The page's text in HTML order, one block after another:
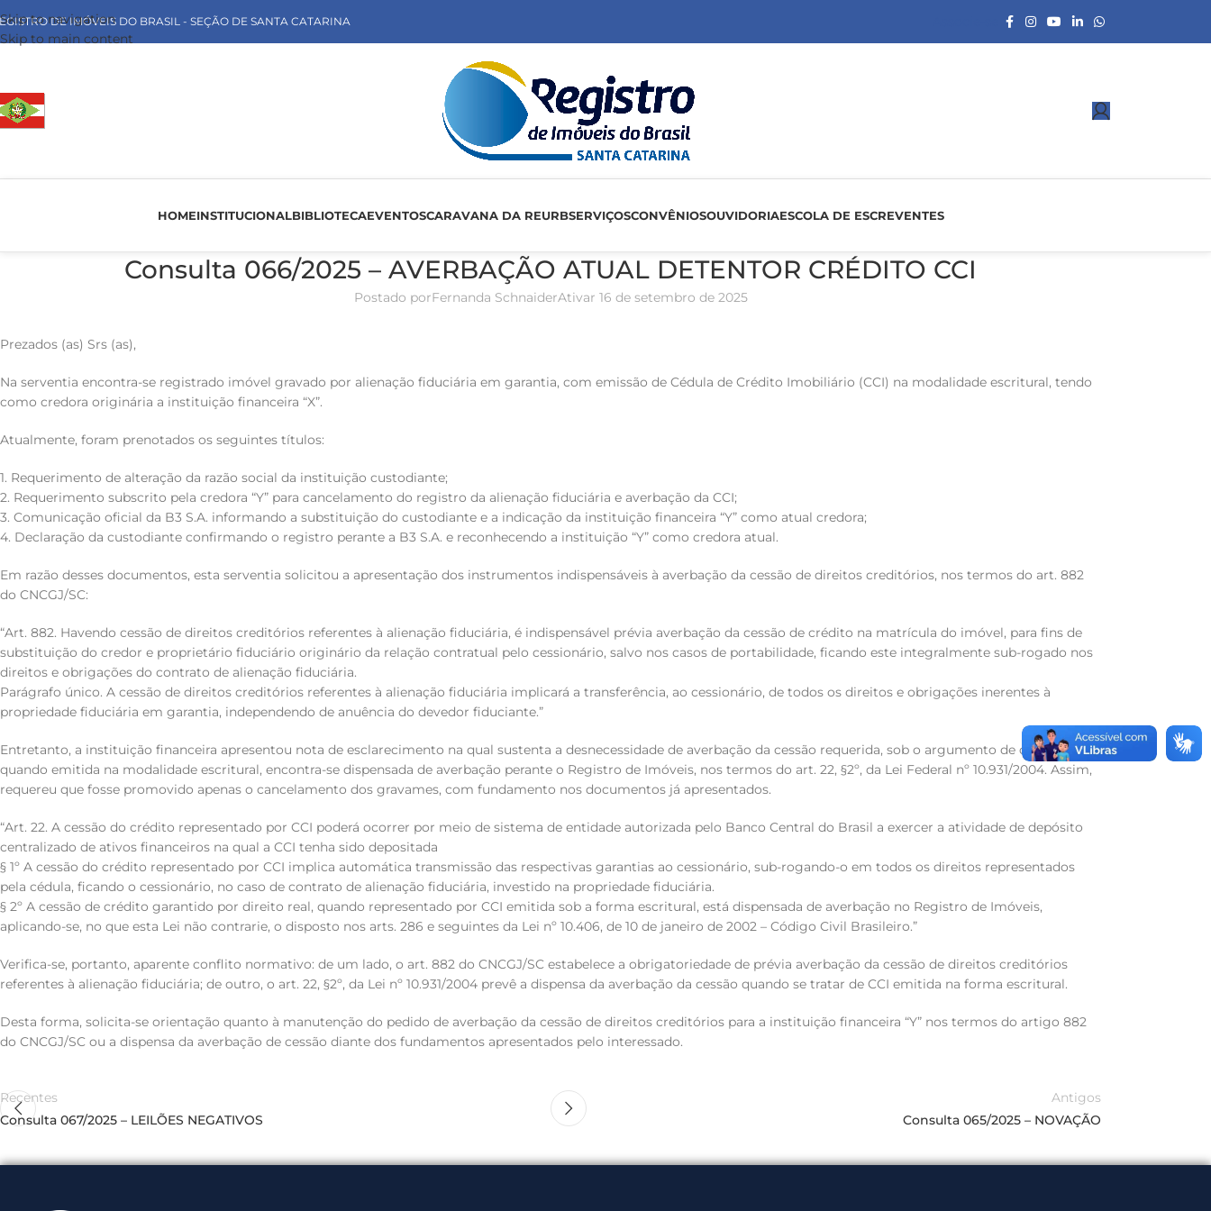
Skip to navigation
Skip to main content
DE IMÓVEIS DO BRASIL - SEÇÃO DE SANTA CATARINA
HOMEINSTITUCIONALBIBLIOTECAEVENTOSCARAVANA DA REURBSERVIÇOSCONVÊNIOSOUVIDORIAESCOLA DE ESCREVENTES
Consulta 066/2025 – AVERBAÇÃO ATUAL DETENTOR CRÉDITO CCI
Postado porFernanda SchnaiderAtivar 16 de setembro de 2025
Prezados (as) Srs (as),
Na serventia encontra-se registrado imóvel gravado por alienação fiduciária em garantia, com emissão de Cédula de Crédito Imobiliário (CCI) na modalidade escritural, tendo
como credora originária a instituição financeira “X”.
Atualmente, foram prenotados os seguintes títulos:
1. Requerimento de alteração da razão social da instituição custodiante;
2. Requerimento subscrito pela credora “Y” para cancelamento do registro da alienação fiduciária e averbação da CCI;
3. Comunicação oficial da B3 S.A. informando a substituição do custodiante e a indicação da instituição financeira “Y” como atual credora;
4. Declaração da custodiante confirmando o registro perante a B3 S.A. e reconhecendo a instituição “Y” como credora atual.
Em razão desses documentos, esta serventia solicitou a apresentação dos instrumentos indispensáveis à averbação da cessão de direitos creditórios, nos termos do art. 882
do CNCGJ/SC:
“Art. 882. Havendo cessão de direitos creditórios referentes à alienação fiduciária, é indispensável prévia averbação da cessão de crédito na matrícula do imóvel, para fins de
substituição do credor e proprietário fiduciário originário da relação contratual pelo cessionário, salvo nos casos de portabilidade, ficando este integralmente sub-rogado nos
direitos e obrigações do contrato de alienação fiduciária.
Parágrafo único. A cessão de direitos creditórios referentes à alienação fiduciária implicará a transferência, ao cessionário, de todos os direitos e obrigações inerentes à
propriedade fiduciária em garantia, independendo de anuência do devedor fiduciante.”
Entretanto, a instituição financeira apresentou nota de esclarecimento na qual sustenta a desnecessidade de averbação da cessão requerida, sob o argumento de que a CCI,
quando emitida na modalidade escritural, encontra-se dispensada de averbação perante o Registro de Imóveis, nos termos do art. 22, §2º, da Lei Federal nº 10.931/2004. Assim,
requereu que fosse promovido apenas o cancelamento dos gravames, com fundamento nos documentos já apresentados.
“Art. 22. A cessão do crédito representado por CCI poderá ocorrer por meio de sistema de entidade autorizada pelo Banco Central do Brasil a exercer a atividade de depósito
centralizado de ativos financeiros na qual a CCI tenha sido depositada
§ 1º A cessão do crédito representado por CCI implica automática transmissão das respectivas garantias ao cessionário, sub-rogando-o em todos os direitos representados
pela cédula, ficando o cessionário, no caso de contrato de alienação fiduciária, investido na propriedade fiduciária.
§ 2º A cessão de crédito garantido por direito real, quando representado por CCI emitida sob a forma escritural, está dispensada de averbação no Registro de Imóveis,
aplicando-se, no que esta Lei não contrarie, o disposto nos arts. 286 e seguintes da Lei nº 10.406, de 10 de janeiro de 2002 – Código Civil Brasileiro.”
Verifica-se, portanto, aparente conflito normativo: de um lado, o art. 882 do CNCGJ/SC estabelece a obrigatoriedade de prévia averbação da cessão de direitos creditórios
referentes à alienação fiduciária; de outro, o art. 22, §2º, da Lei nº 10.931/2004 prevê a dispensa da averbação da cessão quando se tratar de CCI emitida na forma escritural.
Desta forma, solicita-se orientação quanto à manutenção do pedido de averbação da cessão de direitos creditórios para a instituição financeira “Y” nos termos do artigo 882
do CNCGJ/SC ou a dispensa da averbação de cessão diante dos fundamentos apresentados pelo interessado.
Recentes
Consulta 067/2025 – LEILÕES NEGATIVOS
Antigos
Consulta 065/2025 – NOVAÇÃO